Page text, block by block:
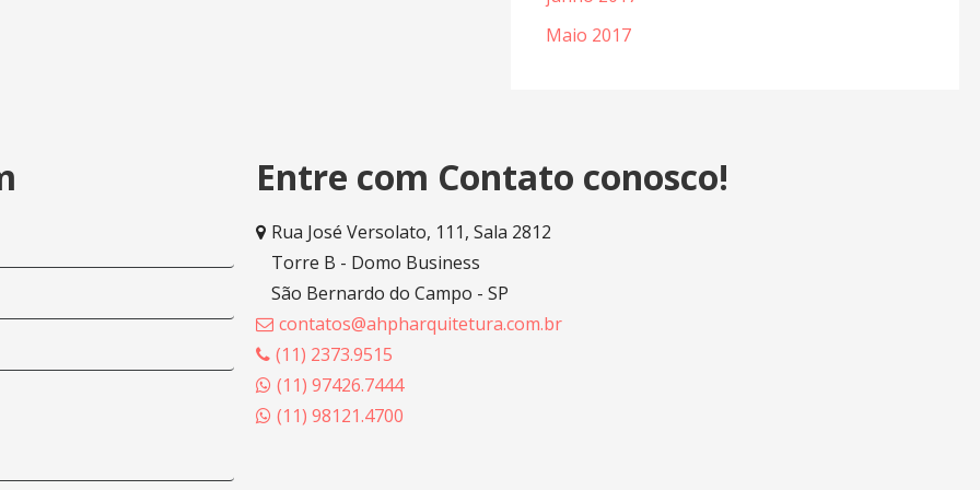
Maio 2017
Entre com Contato conosco!
Rua José Versolato, 111, Sala 2812
Torre B - Domo Business
São Bernardo do Campo - SP
contatos@ahpharquitetura.com.br
(11) 2373.9515
(11) 97426.7444
(11) 98121.4700